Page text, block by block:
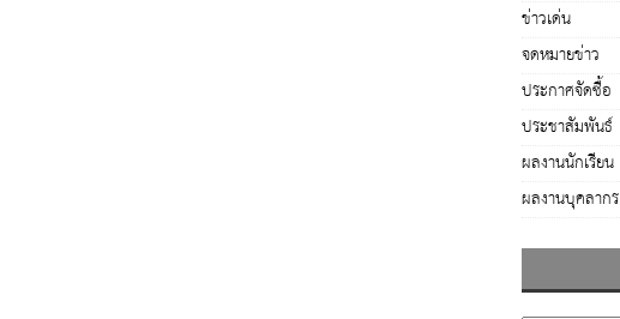
ข่าวเด่น
จดหมายข่าว
ประกาศจัดซื้อ
ประชาสัมพันธ์
ผลงานนักเรียน
ผลงานบุคลากร